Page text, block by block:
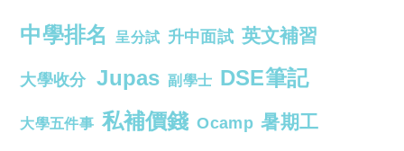
中學排名 呈分試 升中面試 英文補習
大學收分 Jupas 副學士 DSE筆記
大學五件事 私補價錢 Ocamp 暑期工